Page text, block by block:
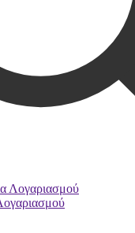
Λογαριασμού